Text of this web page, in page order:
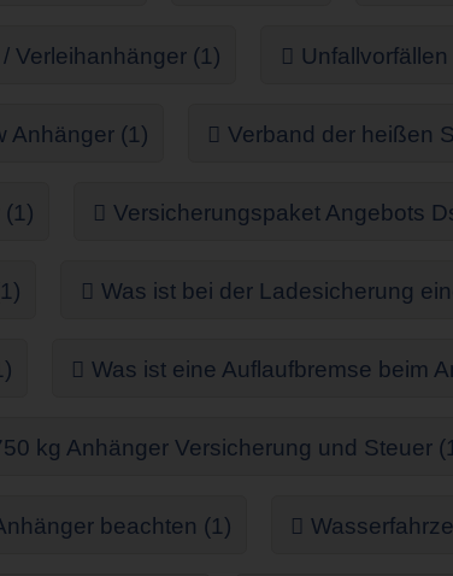
Verleihanhänger (1)
Anhänger (1) Verband der heißen
Versicherungspaket Angebots
Was ist bei der Ladesicherung
Was ist eine Auflaufbremse beim
kg Anhänger Versicherung und Steuer
beachten (1)